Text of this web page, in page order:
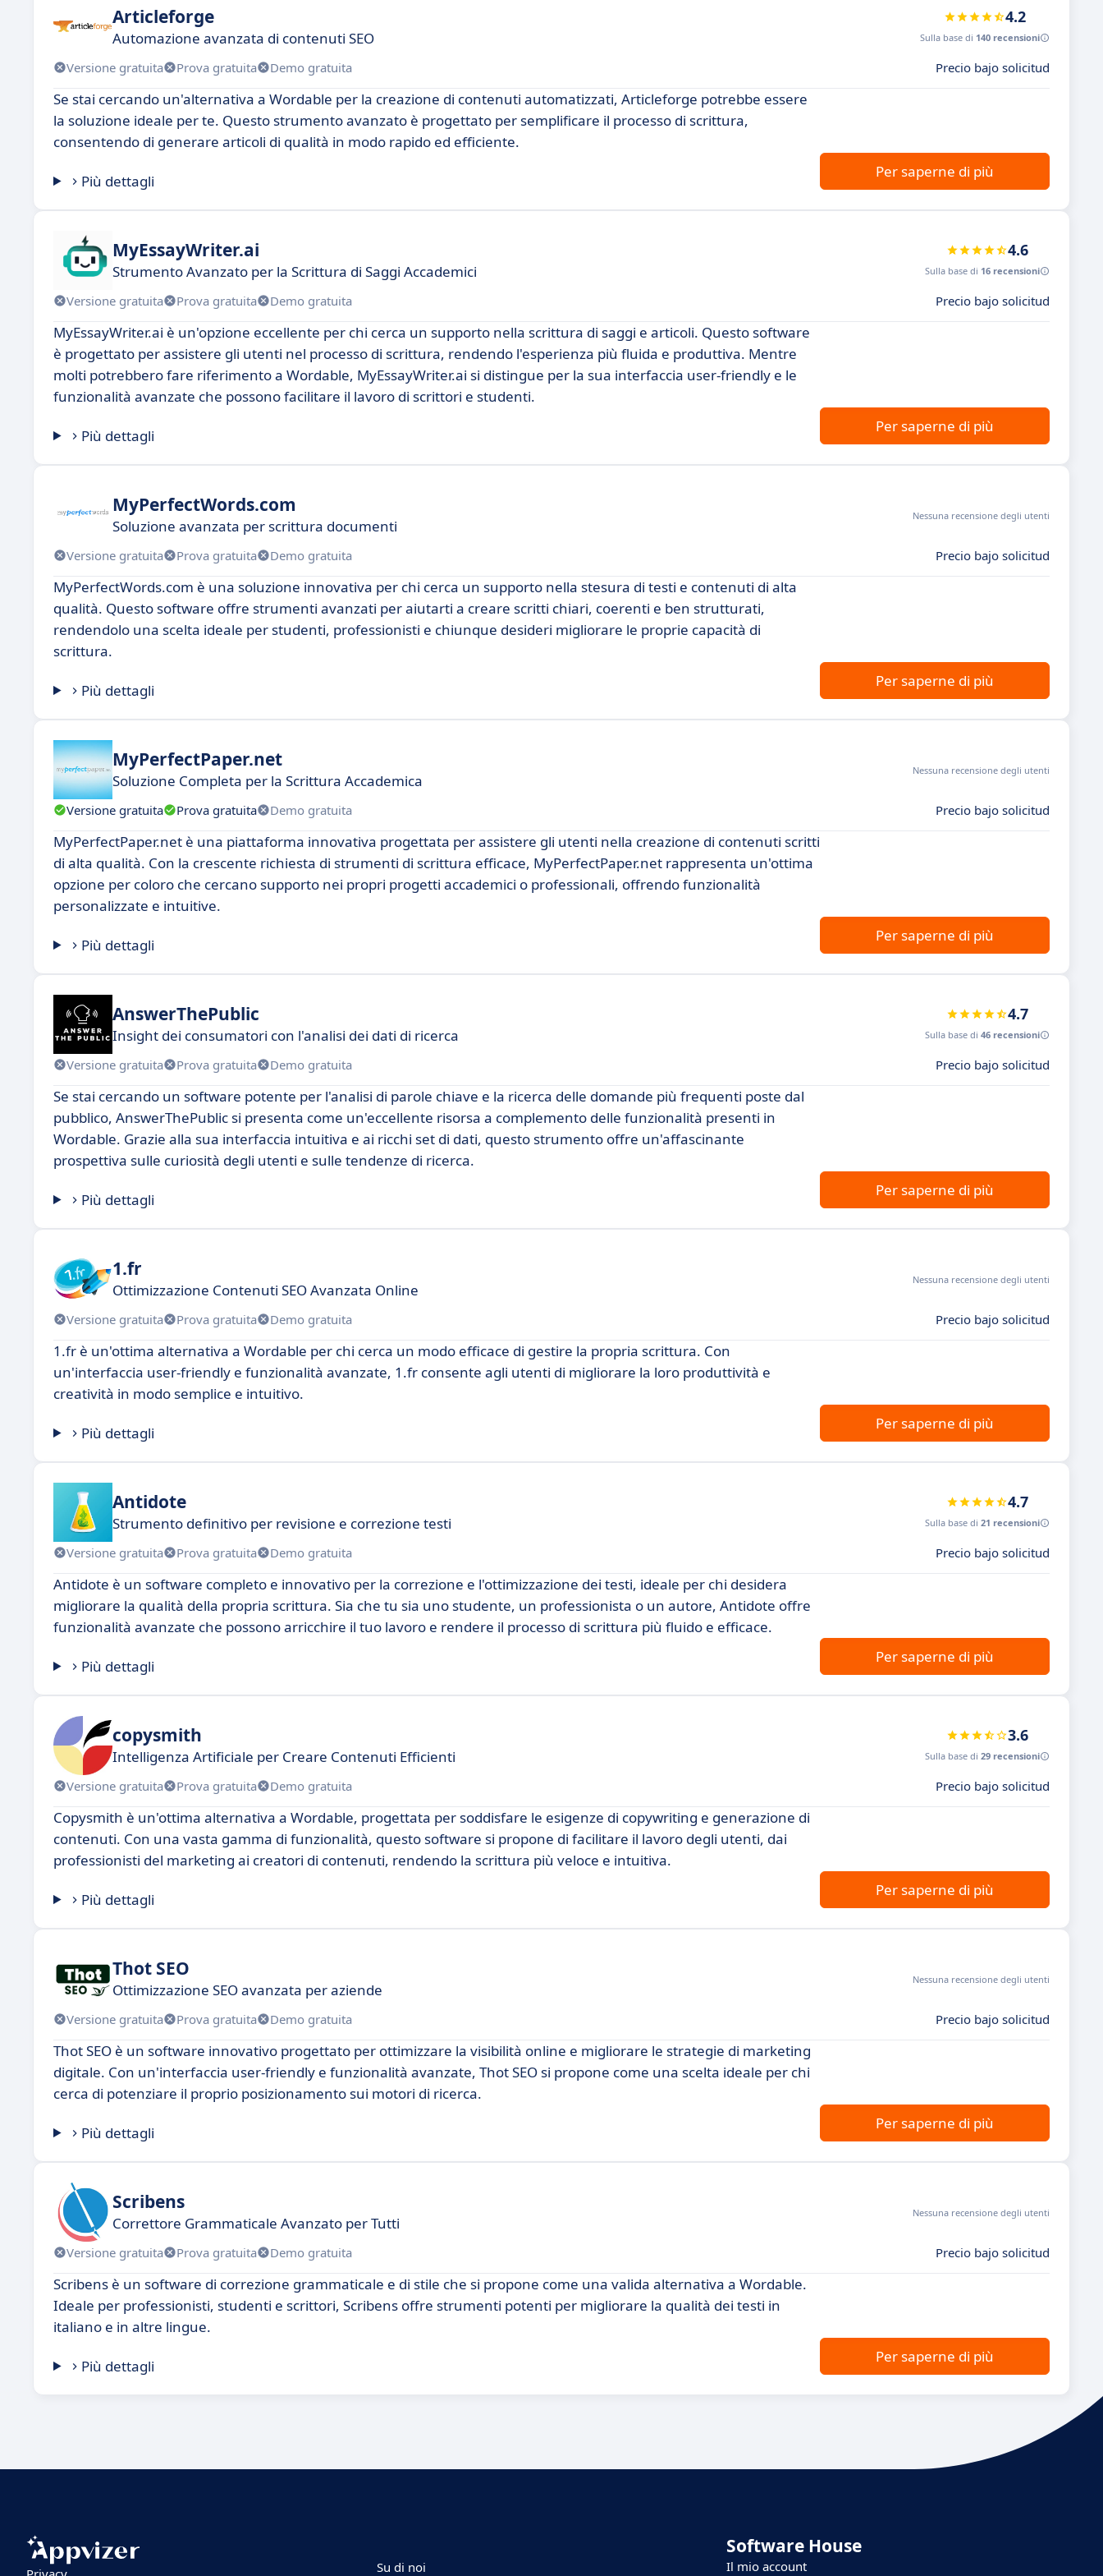
Articleforge
Automazione avanzata di contenuti SEO
4.2
Sulla base di 140 recensioni
Versione gratuita Prova gratuita Demo gratuita Precio bajo solicitud
Se stai cercando un'alternativa a Wordable per la creazione di contenuti automatizzati, Articleforge potrebbe essere
la soluzione ideale per te. Questo strumento avanzato è progettato per semplificare il processo di scrittura,
consentendo di generare articoli di qualità in modo rapido ed efficiente.
Più dettagli
Per saperne di più
MyEssayWriter.ai
Strumento Avanzato per la Scrittura di Saggi Accademici
4.6
Sulla base di 16 recensioni
Versione gratuita Prova gratuita Demo gratuita Precio bajo solicitud
MyEssayWriter.ai è un'opzione eccellente per chi cerca un supporto nella scrittura di saggi e articoli. Questo software
è progettato per assistere gli utenti nel processo di scrittura, rendendo l'esperienza più fluida e produttiva. Mentre
molti potrebbero fare riferimento a Wordable, MyEssayWriter.ai si distingue per la sua interfaccia user-friendly e le
funzionalità avanzate che possono facilitare il lavoro di scrittori e studenti.
Più dettagli
Per saperne di più
MyPerfectWords.com
Soluzione avanzata per scrittura documenti
Nessuna recensione degli utenti
Versione gratuita Prova gratuita Demo gratuita Precio bajo solicitud
MyPerfectWords.com è una soluzione innovativa per chi cerca un supporto nella stesura di testi e contenuti di alta
qualità. Questo software offre strumenti avanzati per aiutarti a creare scritti chiari, coerenti e ben strutturati,
rendendolo una scelta ideale per studenti, professionisti e chiunque desideri migliorare le proprie capacità di
scrittura.
Più dettagli
Per saperne di più
MyPerfectPaper.net
Soluzione Completa per la Scrittura Accademica
Nessuna recensione degli utenti
Versione gratuita Prova gratuita Demo gratuita Precio bajo solicitud
MyPerfectPaper.net è una piattaforma innovativa progettata per assistere gli utenti nella creazione di contenuti scritti
di alta qualità. Con la crescente richiesta di strumenti di scrittura efficace, MyPerfectPaper.net rappresenta un'ottima
opzione per coloro che cercano supporto nei propri progetti accademici o professionali, offrendo funzionalità
personalizzate e intuitive.
Più dettagli
Per saperne di più
AnswerThePublic
Insight dei consumatori con l'analisi dei dati di ricerca
4.7
Sulla base di 46 recensioni
Versione gratuita Prova gratuita Demo gratuita Precio bajo solicitud
Se stai cercando un software potente per l'analisi di parole chiave e la ricerca delle domande più frequenti poste dal
pubblico, AnswerThePublic si presenta come un'eccellente risorsa a complemento delle funzionalità presenti in
Wordable. Grazie alla sua interfaccia intuitiva e ai ricchi set di dati, questo strumento offre un'affascinante
prospettiva sulle curiosità degli utenti e sulle tendenze di ricerca.
Più dettagli
Per saperne di più
1.fr
Ottimizzazione Contenuti SEO Avanzata Online
Nessuna recensione degli utenti
Versione gratuita Prova gratuita Demo gratuita Precio bajo solicitud
1.fr è un'ottima alternativa a Wordable per chi cerca un modo efficace di gestire la propria scrittura. Con
un'interfaccia user-friendly e funzionalità avanzate, 1.fr consente agli utenti di migliorare la loro produttività e
creatività in modo semplice e intuitivo.
Più dettagli
Per saperne di più
Antidote
Strumento definitivo per revisione e correzione testi
4.7
Sulla base di 21 recensioni
Versione gratuita Prova gratuita Demo gratuita Precio bajo solicitud
Antidote è un software completo e innovativo per la correzione e l'ottimizzazione dei testi, ideale per chi desidera
migliorare la qualità della propria scrittura. Sia che tu sia uno studente, un professionista o un autore, Antidote offre
funzionalità avanzate che possono arricchire il tuo lavoro e rendere il processo di scrittura più fluido e efficace.
Più dettagli
Per saperne di più
copysmith
Intelligenza Artificiale per Creare Contenuti Efficienti
3.6
Sulla base di 29 recensioni
Versione gratuita Prova gratuita Demo gratuita Precio bajo solicitud
Copysmith è un'ottima alternativa a Wordable, progettata per soddisfare le esigenze di copywriting e generazione di
contenuti. Con una vasta gamma di funzionalità, questo software si propone di facilitare il lavoro degli utenti, dai
professionisti del marketing ai creatori di contenuti, rendendo la scrittura più veloce e intuitiva.
Più dettagli
Per saperne di più
Thot SEO
Ottimizzazione SEO avanzata per aziende
Nessuna recensione degli utenti
Versione gratuita Prova gratuita Demo gratuita Precio bajo solicitud
Thot SEO è un software innovativo progettato per ottimizzare la visibilità online e migliorare le strategie di marketing
digitale. Con un'interfaccia user-friendly e funzionalità avanzate, Thot SEO si propone come una scelta ideale per chi
cerca di potenziare il proprio posizionamento sui motori di ricerca.
Più dettagli
Per saperne di più
Scribens
Correttore Grammaticale Avanzato per Tutti
Nessuna recensione degli utenti
Versione gratuita Prova gratuita Demo gratuita Precio bajo solicitud
Scribens è un software di correzione grammaticale e di stile che si propone come una valida alternativa a Wordable.
Ideale per professionisti, studenti e scrittori, Scribens offre strumenti potenti per migliorare la qualità dei testi in
italiano e in altre lingue.
Più dettagli
Per saperne di più
Su di noi
Software House
Il mio account